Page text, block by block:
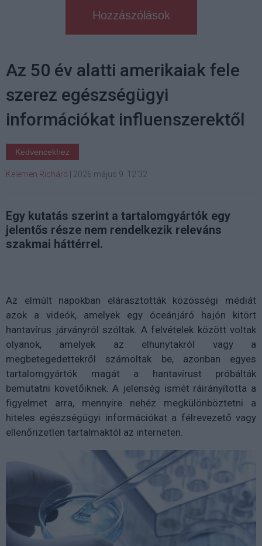
Hozzászólások
Az 50 év alatti amerikaiak fele
szerez egészségügyi
információkat influenszerektől
Kedvencekhez
Kelemen Richárd 2026 május 9. 12:32
Egy kutatás szerint a tartalomgyártók egy
jelentős része nem rendelkezik releváns
szakmai háttérrel.
Az elmúlt napokban elárasztották közösségi médiát
azok a videók, amelyek egy óceánjáró hajón kitört
hantavírus járványról szóltak. A felvételek között voltak
olyanok, amelyek az elhunytakról vagy a
megbetegedettekről számoltak be, azonban egyes
tartalomgyártók magát a hantavírust próbálták
bemutatni követőiknek. A jelenség ismét ráirányította a
figyelmet arra, mennyire nehéz megkülönböztetni a
hiteles egészségügyi információkat a félrevezető vagy
ellenőrizetlen tartalmaktól az interneten.